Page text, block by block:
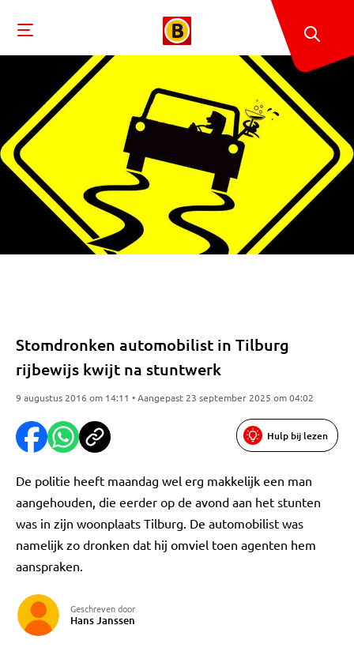
Stomdronken automobilist in Tilburg
rijbewijs kwijt na stuntwerk
9 augustus 2016 om 14:11 • Aangepast 23 september 2025 om 04:02
Hulp bij lezen
De politie heeft maandag wel erg makkelijk een man
aangehouden, die eerder op de avond aan het stunten
was in zijn woonplaats Tilburg. De automobilist was
namelijk zo dronken dat hij omviel toen agenten hem
aanspraken.
Geschreven door
Hans Janssen